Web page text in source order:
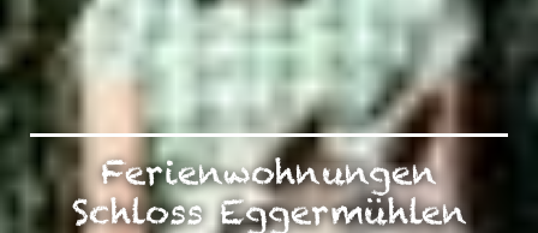
Ferienwohnungen
Schloss Eggermühlen